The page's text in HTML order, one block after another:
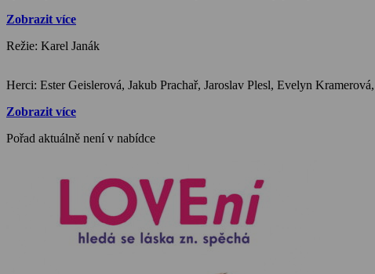
Zobrazit více
Režie: Karel Janák
Zobrazit více
Pořad aktuálně není v nabídce